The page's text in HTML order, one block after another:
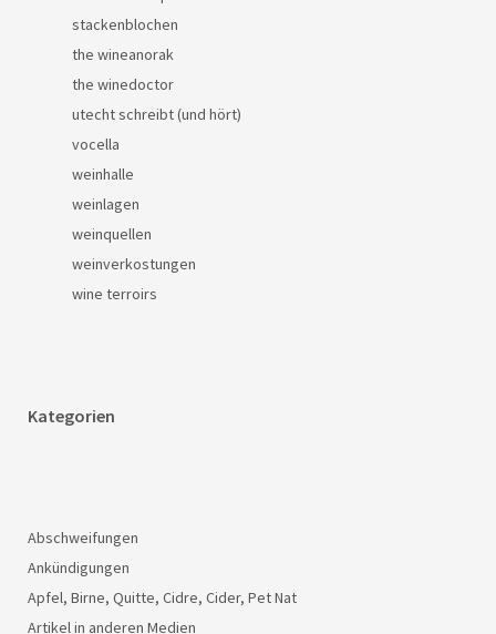
stackenblochen
the wineanorak
the winedoctor
utecht schreibt (und hört)
vocella
weinhalle
weinlagen
weinquellen
weinverkostungen
wine terroirs
Kategorien
Abschweifungen
Ankündigungen
Apfel, Birne, Quitte, Cidre, Cider, Pet Nat
Artikel in anderen Medien